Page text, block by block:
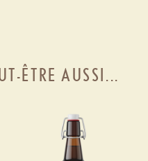
ÊTRE AUSSI...